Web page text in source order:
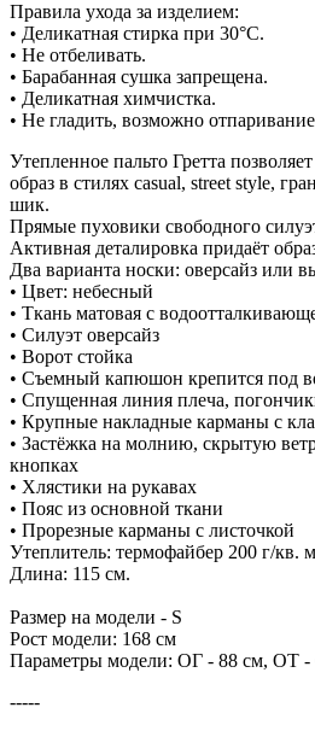
Правила ухода за изделием:
• Деликатная стирка при 30°C.
• Не отбеливать.
• Барабанная сушка запрещена.
• Деликатная химчистка.
• Не гладить, возможно
Утепленное пальто Гретта
образ в стилях casual, street style,
шик.
Прямые пуховики свободного
Активная деталировка придаёт
Два варианта носки: оверсайз или
• Цвет: небесный
• Ткань матовая с
• Силуэт оверсайз
• Ворот стойка
• Съемный капюшон крепится под
• Спущенная линия плеча,
• Крупные накладные карманы с
• Застёжка на молнию, скрытую
кнопках
• Хлястики на рукавах
• Пояс из основной ткани
• Прорезные карманы с листочкой
Утеплитель: термофайбер 200 г/кв.
Длина: 115 см.
Размер на модели - S
Рост модели: 168 см
Параметры модели: ОГ - 88 см, ОТ -
-----